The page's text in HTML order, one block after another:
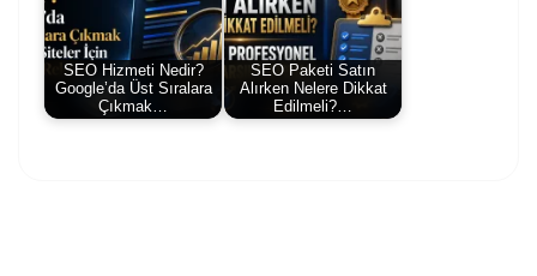
SEO Hizmeti Nedir?
Google’da Üst Sıralara
Çıkmak…
SEO Paketi Satın
Alırken Nelere Dikkat
Edilmeli?…